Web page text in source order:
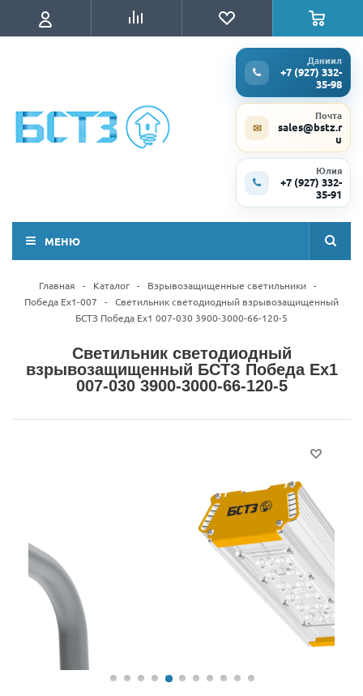
Даниил
+7 (927) 332-
35-98
✉
Почта
sales@bstz.r
u
Юлия
+7 (927) 332-
35-91
МЕНЮ
Главная - Каталог - Взрывозащищенные светильники -
Победа Ex1-007
- Светильник светодиодный взрывозащищенный
БСТЗ Победа Ex1 007-030 3900-3000-66-120-5
Светильник светодиодный
взрывозащищенный БСТЗ Победа Ex1
007-030 3900-3000-66-120-5